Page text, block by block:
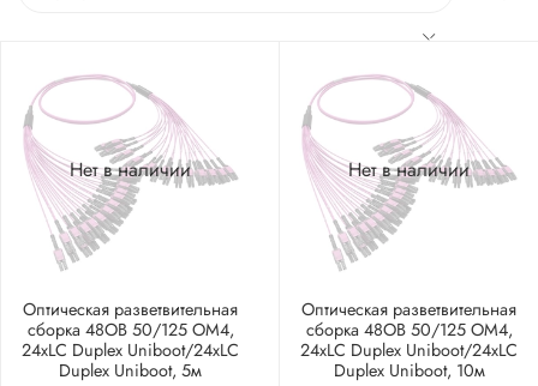
Нет в наличии
Оптическая разветвительная
сборка 48ОВ 50/125 OM4,
24xLC Duplex Uniboot/24xLC
Duplex Uniboot, 5м
Нет в наличии
Оптическая разветвительная
сборка 48ОВ 50/125 OM4,
24xLC Duplex Uniboot/24xLC
Duplex Uniboot, 10м